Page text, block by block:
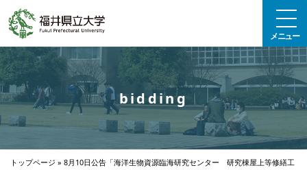
メニュー
bidding
トップページ » 8月10日公告「海洋生物資源臨海研究センター 研究棟屋上等修繕工